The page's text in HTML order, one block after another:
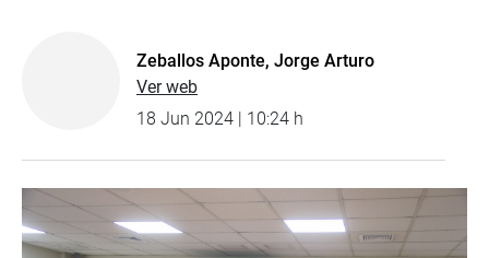
Zeballos Aponte, Jorge Arturo
Ver web
18 Jun 2024 | 10:24 h